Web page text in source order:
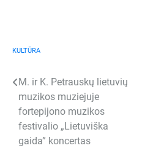
KULTŪRA
Navigacija
tarp
įrašų
M. ir K. Petrauskų lietuvių
muzikos muziejuje
fortepijono muzikos
festivalio „Lietuviška
gaida” koncertas